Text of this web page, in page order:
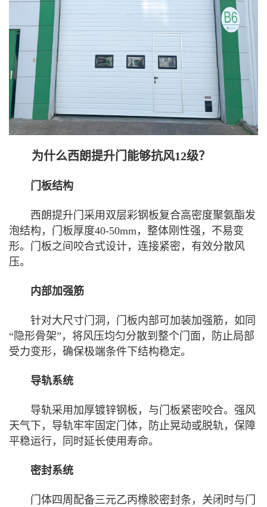
为什么西朗提升门能够抗风12级？
门板结构
西朗提升门采用双层彩钢板复合高密度聚氨酯发
泡结构，门板厚度40-50mm，整体刚性强，不易变
形。门板之间咬合式设计，连接紧密，有效分散风
压。
内部加强筋
针对大尺寸门洞，门板内部可加装加强筋，如同
“隐形骨架”，将风压均匀分散到整个门面，防止局部
受力变形，确保极端条件下结构稳定。
导轨系统
导轨采用加厚镀锌钢板，与门板紧密咬合。强风
天气下，导轨牢牢固定门体，防止晃动或脱轨，保障
平稳运行，同时延长使用寿命。
密封系统
门体四周配备三元乙丙橡胶密封条，关闭时与门